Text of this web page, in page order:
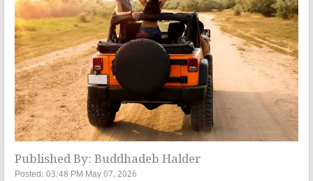
Published By: Buddhadeb Halder
Posted: 03:48 PM May 07, 2026